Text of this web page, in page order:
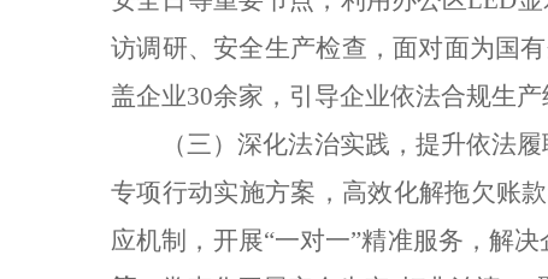
访调研、安全生产检查，面对面为国
盖企业30余家，引导企业依法合规生产
（三）深化法治实践，提升依法履
专项行动实施方案，高效化解拖欠账
应机制，开展“一对一”精准服务，解